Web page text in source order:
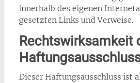
innerhalb des eigenen
gesetzten Links und Verweise.
Rechtswirksamkeit
Dieser Haftungsausschluss ist